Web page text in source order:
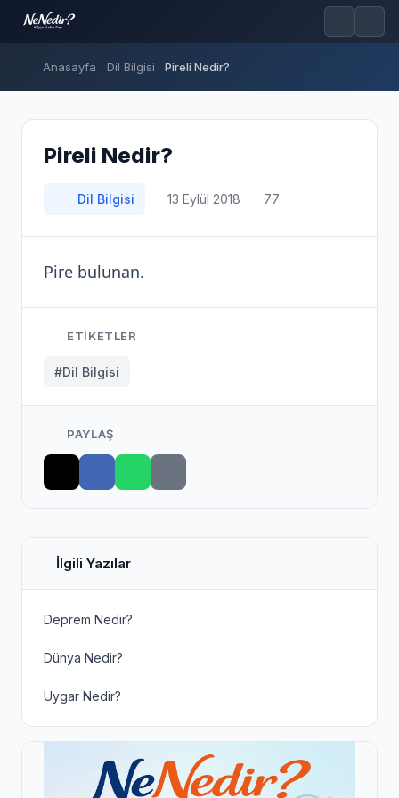
Anasayfa Dil Bilgisi Pireli Nedir?
Pireli Nedir?
Dil Bilgisi 13 Eylül 2018 77
Pire bulunan.
ETIKETLER
#Dil Bilgisi
PAYLAŞ
İlgili Yazılar
Deprem Nedir?
Dünya Nedir?
Uygar Nedir?